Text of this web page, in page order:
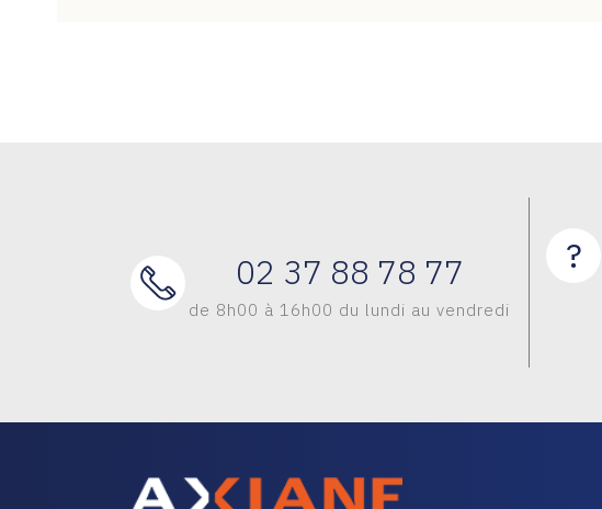
02 37 88 78 77
de 8h00 à 16h00 du lundi au vendredi
?